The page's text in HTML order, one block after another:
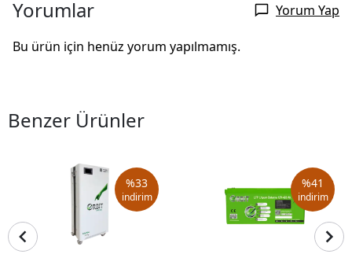
Yorumlar Yorum Yap
Bu ürün için henüz yorum yapılmamış.
Benzer Ürünler
%33
indirim
%41
indirim